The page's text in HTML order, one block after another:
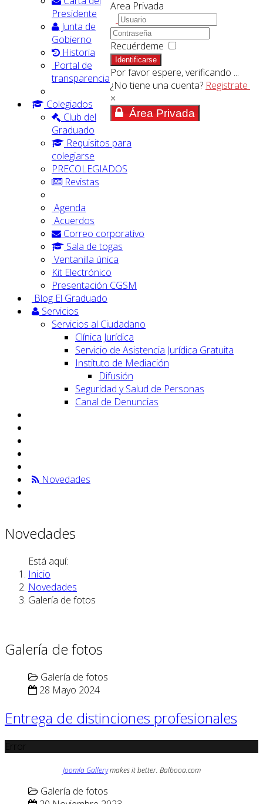
Area Privada
Recuérdeme
Identificarse
Por favor espere, verificando ...
¿No tiene una cuenta? Registrate
×
Área Privada
Presidente
Junta de
Gobierno
Historia
Portal de
transparencia
Colegiados
Club del
Graduado
Requisitos para
colegiarse
PRECOLEGIADOS
Revistas
Agenda
Acuerdos
Correo corporativo
Sala de togas
Ventanilla única
Kit Electrónico
Presentación CGSM
Blog El Graduado
Servicios
Servicios al Ciudadano
Clínica Jurídica
Servicio de Asistencia Jurídica Gratuita
Instituto de Mediación
Difusión
Seguridad y Salud de Personas
Canal de Denuncias
Novedades
Novedades
Está aquí:
Inicio
Novedades
Galería de fotos
Galería de fotos
Galería de fotos
28 Mayo 2024
Entrega de distinciones profesionales
Joomla Gallerymakes it better. Balbooa.com
Galería de fotos